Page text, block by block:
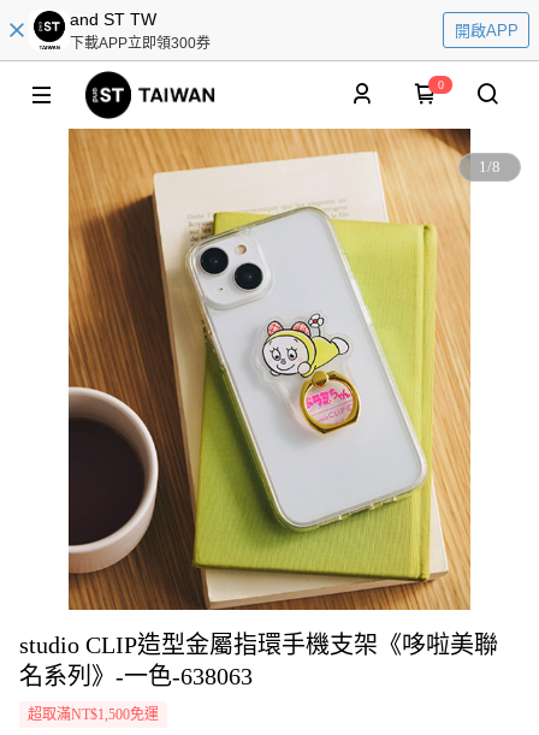
and ST TW
下載APP立即領300券
開啟APP
0
1/8
studio CLIP造型金屬指環手機支架《哆啦美聯
名系列》-一色-638063
超取滿NT$1,500免運